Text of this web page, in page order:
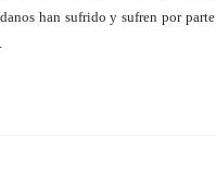
han sufrido y sufren por parte